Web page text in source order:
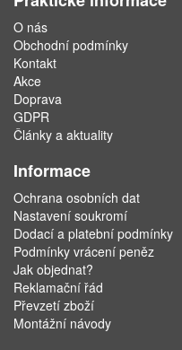
O nás
Obchodní podmínky
Kontakt
Akce
Doprava
GDPR
Články a aktuality
Informace
Ochrana osobních dat
Nastavení soukromí
Dodací a platební podmínky
Podmínky vrácení peněz
Jak objednat?
Reklamační řád
Převzetí zboží
Montážní návody